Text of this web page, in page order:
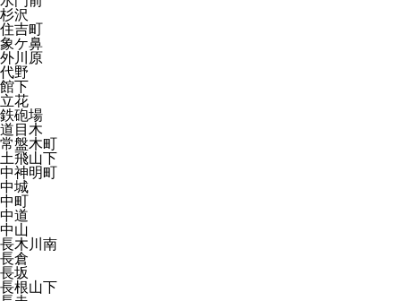
杉沢
住吉町
象ケ鼻
外川原
代野
館下
立花
鉄砲場
道目木
常盤木町
土飛山下
中神明町
中城
中町
中道
中山
長木川南
長倉
長坂
長根山下